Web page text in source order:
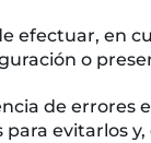
efectuar, en
o
de
evitarlos